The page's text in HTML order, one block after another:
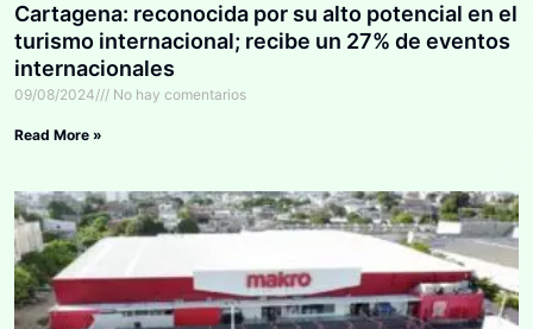
Cartagena: reconocida por su alto potencial en el
turismo internacional; recibe un 27% de eventos
internacionales
09/08/2024 No hay comentarios
Read More »